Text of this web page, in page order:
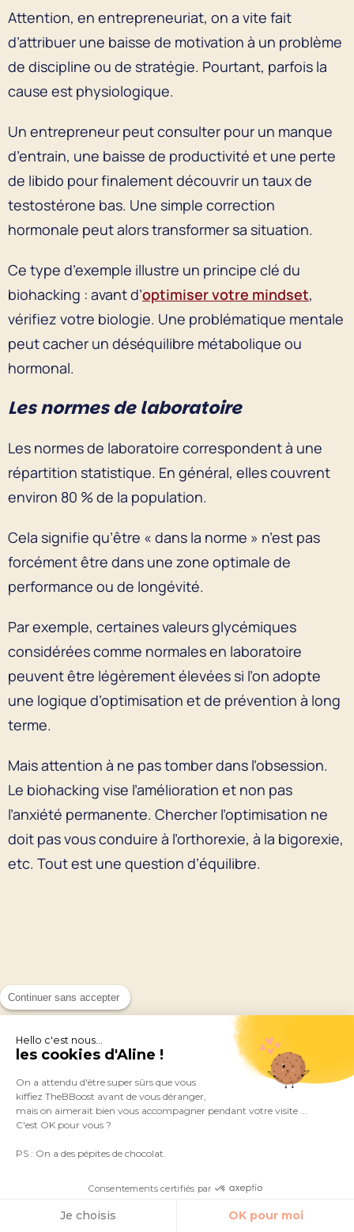
Continuer sans accepter
Hello c'est nous...
les cookies d'Aline !
On a attendu d'être super sûrs que vous
kiffiez TheBBoost avant de vous déranger,
mais on aimerait bien vous accompagner pendant votre visite ...
C'est OK pour vous ?
PS : On a des pépites de chocolat.
Consentements certifiés par
Je choisis OK pour moi
Attention, en entrepreneuriat, on a vite fait
d’attribuer une baisse de motivation à un problème
de discipline ou de stratégie. Pourtant, parfois la
cause est physiologique.
Un entrepreneur peut consulter pour un manque
d’entrain, une baisse de productivité et une perte
de libido pour finalement découvrir un taux de
testostérone bas. Une simple correction
hormonale peut alors transformer sa situation.
Ce type d’exemple illustre un principe clé du
biohacking : avant d’optimiser votre mindset,
vérifiez votre biologie. Une problématique mentale
peut cacher un déséquilibre métabolique ou
hormonal.
Les normes de laboratoire
Les normes de laboratoire correspondent à une
répartition statistique. En général, elles couvrent
environ 80 % de la population.
Cela signifie qu’être « dans la norme » n’est pas
forcément être dans une zone optimale de
performance ou de longévité.
Par exemple, certaines valeurs glycémiques
considérées comme normales en laboratoire
peuvent être légèrement élevées si l’on adopte
une logique d’optimisation et de prévention à long
terme.
Mais attention à ne pas tomber dans l’obsession.
Le biohacking vise l’amélioration et non pas
l’anxiété permanente. Chercher l’optimisation ne
doit pas vous conduire à l’orthorexie, à la bigorexie,
etc. Tout est une question d’équilibre.
Santé de la femme et biohacking